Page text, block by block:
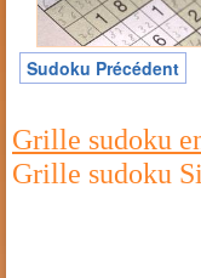
Sudoku Précédent
Grille sudoku
Grille sudoku